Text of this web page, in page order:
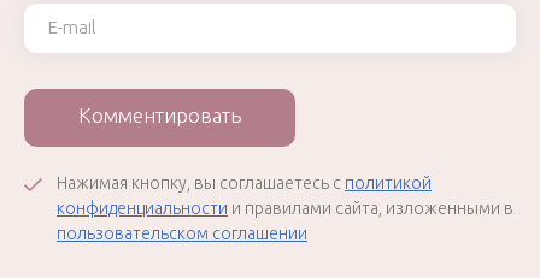
Ваш e-mail
Комментировать
Нажимая кнопку, вы соглашаетесь с политикой
конфиденциальности и правилами сайта, изложенными в
пользовательском соглашении